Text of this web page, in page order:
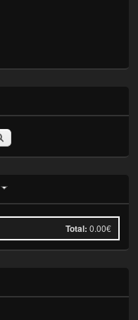
Total: 0.00€